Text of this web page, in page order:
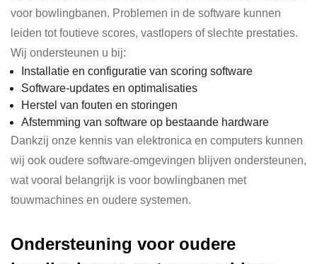
voor bowlingbanen. Problemen in de software kunnen
leiden tot foutieve scores, vastlopers of slechte prestaties.
Wij ondersteunen u bij:
Installatie en configuratie van scoring software
Software-updates en optimalisaties
Herstel van fouten en storingen
Afstemming van software op bestaande hardware
Dankzij onze kennis van elektronica en computers kunnen
wij ook oudere software-omgevingen blijven ondersteunen,
wat vooral belangrijk is voor bowlingbanen met
touwmachines en oudere systemen.
Ondersteuning voor oudere